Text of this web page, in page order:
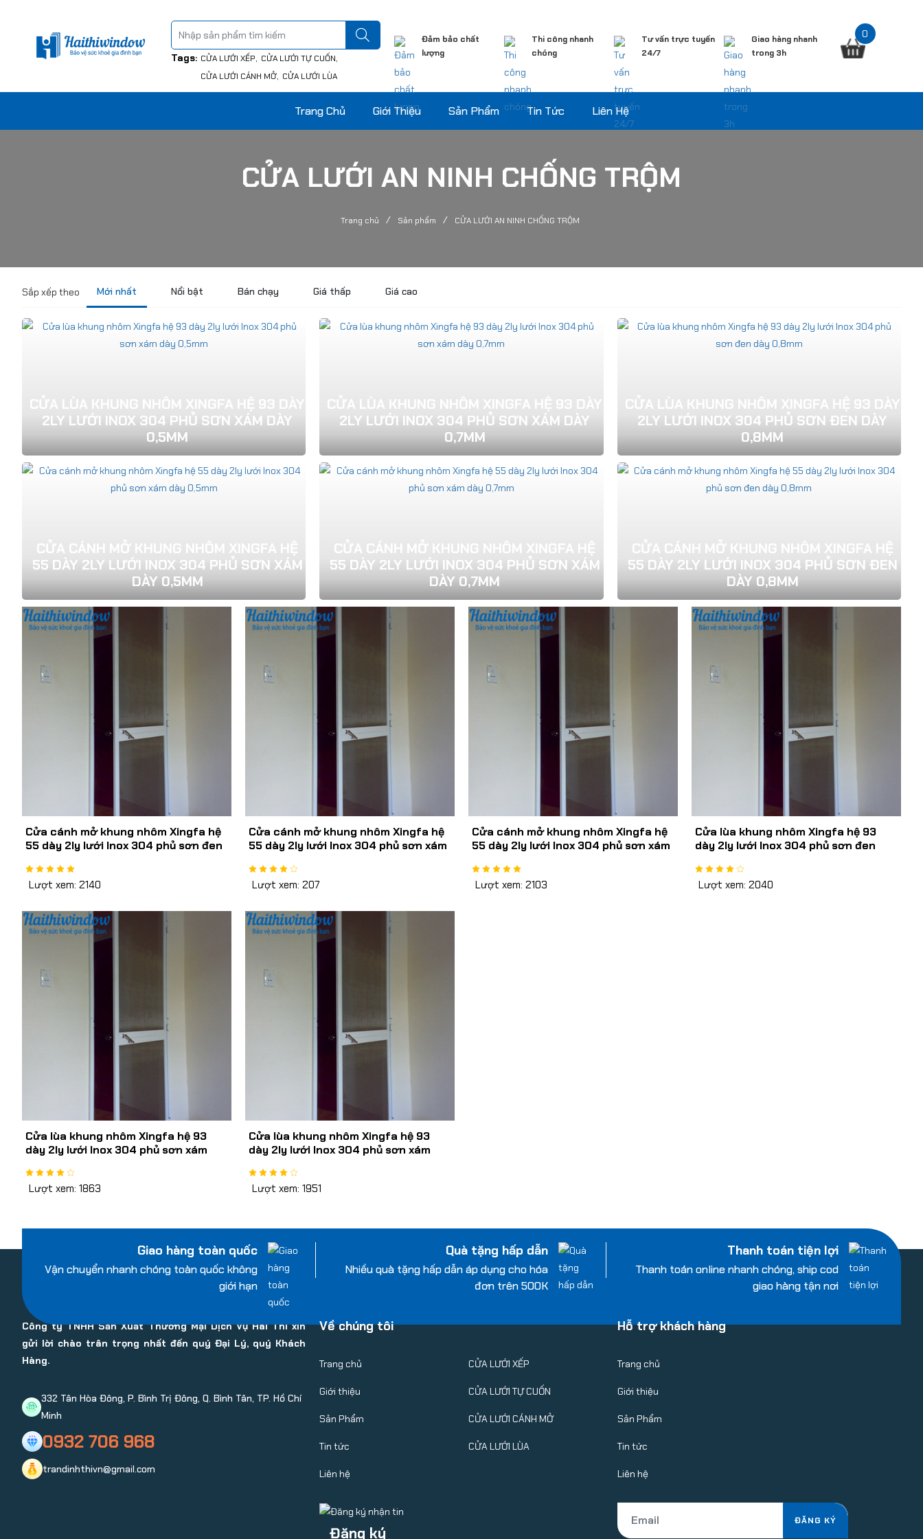
Tags: CỬA LƯỚI XẾP
CỬA LƯỚI TỰ CUỐN
CỬA LƯỚI CÁNH MỞ CỬA LƯỚI LÙA
Đảm bảo chất
lượng
Thi công nhanh
chóng
Tư vấn trực tuyến
24/7
Giao hàng nhanh
trong 3h
0
Trang Chủ Giới Thiệu Sản Phẩm Tin Tức Liên Hệ
CỬA LƯỚI AN NINH CHỐNG TRỘM
Trang chủ / Sản phẩm / CỬA LƯỚI AN NINH CHỐNG TRỘM
Sắp xếp theo Mới nhất Nổi bật Bán chạy Giá thấp Giá cao
CỬA LÙA KHUNG NHÔM XINGFA HỆ 93 DÀY
2LY LƯỚI INOX 304 PHỦ SƠN XÁM DÀY
0,5MM
CỬA LÙA KHUNG NHÔM XINGFA HỆ 93 DÀY
2LY LƯỚI INOX 304 PHỦ SƠN XÁM DÀY
0,7MM
CỬA LÙA KHUNG NHÔM XINGFA HỆ 93 DÀY
2LY LƯỚI INOX 304 PHỦ SƠN ĐEN DÀY
0,8MM
CỬA CÁNH MỞ KHUNG NHÔM XINGFA HỆ
55 DÀY 2LY LƯỚI INOX 304 PHỦ SƠN XÁM
DÀY 0,5MM
CỬA CÁNH MỞ KHUNG NHÔM XINGFA HỆ
55 DÀY 2LY LƯỚI INOX 304 PHỦ SƠN XÁM
DÀY 0,7MM
CỬA CÁNH MỞ KHUNG NHÔM XINGFA HỆ
55 DÀY 2LY LƯỚI INOX 304 PHỦ SƠN ĐEN
DÀY 0,8MM
Cửa cánh mở khung nhôm Xingfa hệ
55 dày 2ly lưới Inox 304 phủ sơn đen
Lượt xem: 2140
Cửa cánh mở khung nhôm Xingfa hệ
55 dày 2ly lưới Inox 304 phủ sơn xám
Lượt xem: 207
Cửa cánh mở khung nhôm Xingfa hệ
55 dày 2ly lưới Inox 304 phủ sơn xám
Lượt xem: 2103
Cửa lùa khung nhôm Xingfa hệ 93
dày 2ly lưới Inox 304 phủ sơn đen
Lượt xem: 2040
Cửa lùa khung nhôm Xingfa hệ 93
dày 2ly lưới Inox 304 phủ sơn xám
Lượt xem: 1863
Cửa lùa khung nhôm Xingfa hệ 93
dày 2ly lưới Inox 304 phủ sơn xám
Lượt xem: 1951
Giao hàng toàn quốc
Vận chuyển nhanh chóng toàn quốc không
giới hạn
Quà tặng hấp dẫn
Nhiều quà tặng hấp dẫn áp dụng cho hóa
đơn trên 500K
Thanh toán tiện lợi
Thanh toán online nhanh chóng, ship cod
giao hàng tận nơi
Công ty TNHH Sản Xuất Thương Mại Dịch Vụ Hai Thi xin
gửi lời chào trân trọng nhất đến quý Đại Lý, quý Khách
Hàng.
332 Tân Hòa Đông, P. Bình Trị Đông, Q. Bình Tân, TP. Hồ Chí
Minh
0932 706 968
trandinhthivn@gmail.com
Về chúng tôi
Trang chủ
Giới thiệu
Sản Phẩm
Tin tức
Liên hệ
CỬA LƯỚI XẾP
CỬA LƯỚI TỰ CUỐN
CỬA LƯỚI CÁNH MỞ
CỬA LƯỚI LÙA
Hỗ trợ khách hàng
Trang chủ
Giới thiệu
Sản Phẩm
Tin tức
Liên hệ
Đăng ký
ĐĂNG KÝ